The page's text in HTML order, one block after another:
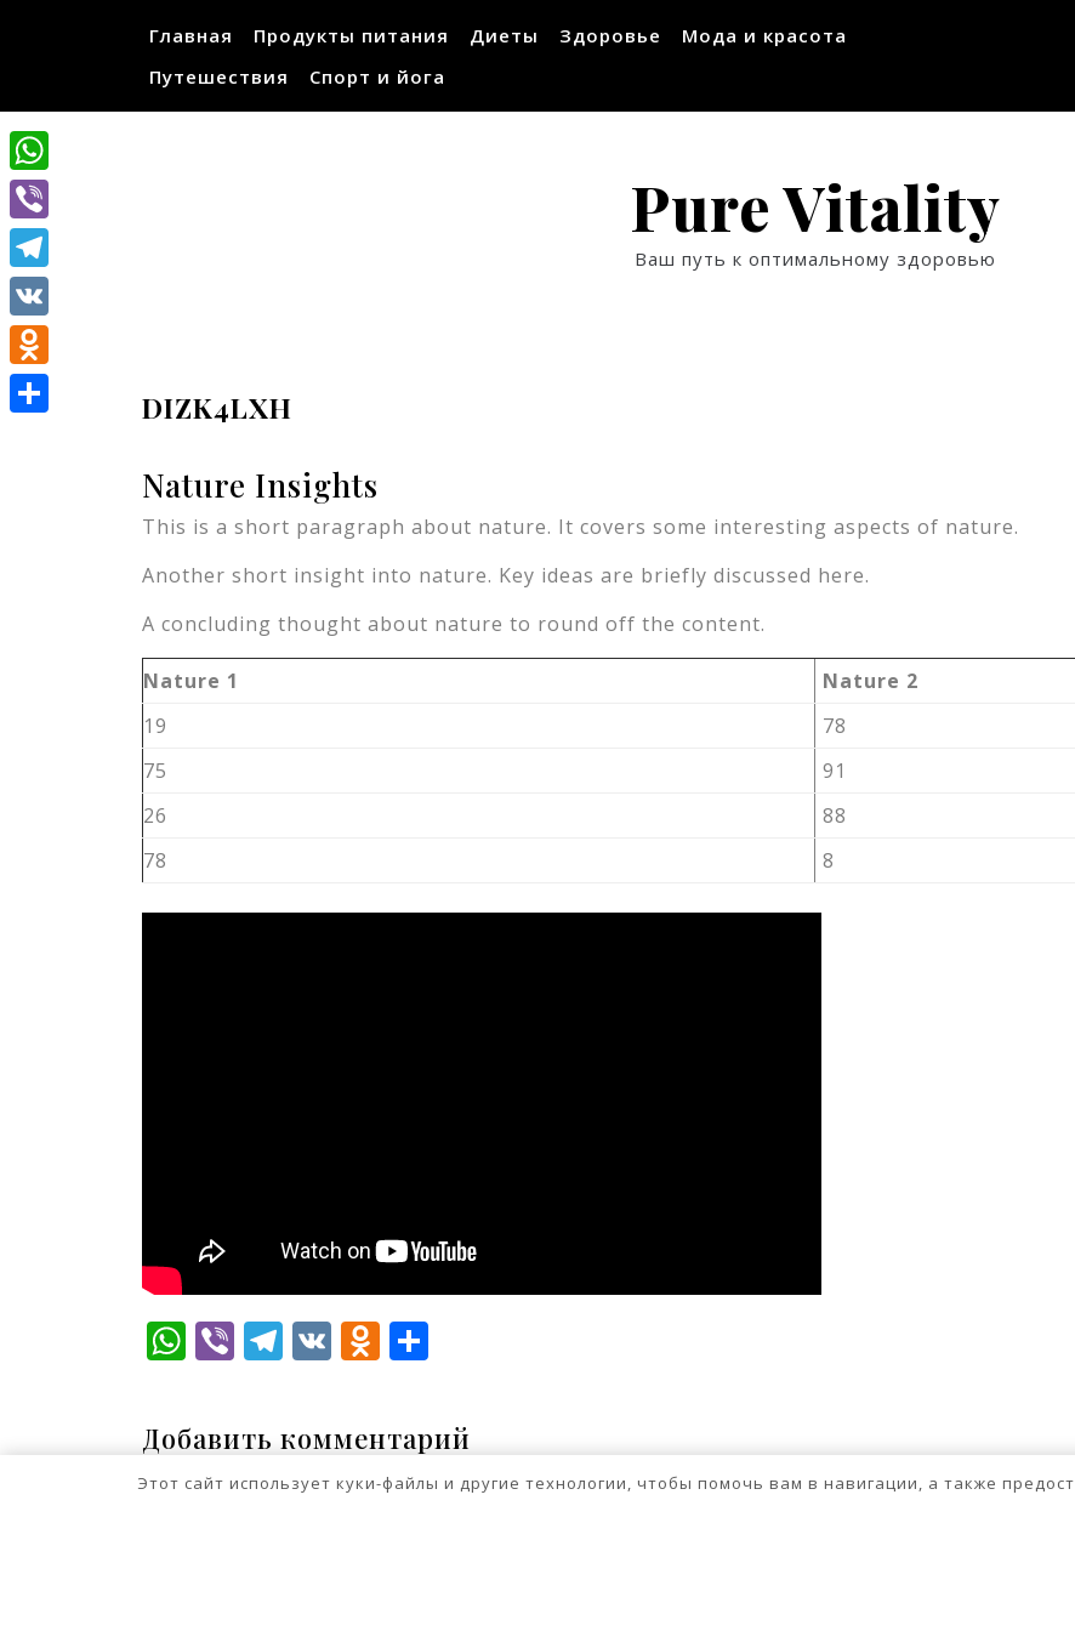
Главная Продукты питания Диеты Здоровье
Мода и красота
Путешествия
Спорт и йога
Pure Vitality
Ваш путь к оптимальному здоровью
DIZK4LXH
Nature Insights
This is a short paragraph about nature. It covers some interesting aspects of nature.
Another short insight into nature. Key ideas are briefly discussed here.
A concluding thought about nature to round off the content.
Nature 1
Nature 2
19
78
75
91
26
88
78
8
WhatsApp
ViberTelegram
VKOdnoklassniki
Добавить комментарий
Для отправки комментария вам необходимо авторизоваться .
WhatsApp
Viber
Telegram
VK
Odnoklassniki
Этот сайт использует куки-файлы и другие технологии, чтобы помочь вам в навигации, а также